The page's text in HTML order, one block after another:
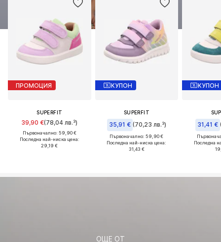
ПРОМОЦИЯ
SUPERFIT
39,90 €(78,04 лв.³)
Първоначално: 59,90 €
Последна най-ниска цена:
29,19 €
КУПОН
SUPERFIT
35,91 € (70,23 лв.³)
Първоначално: 59,90 €
Последна най-ниска цена:
31,43 €
КУПОН
31,41 €
Последна
ОЩЕ ОТ